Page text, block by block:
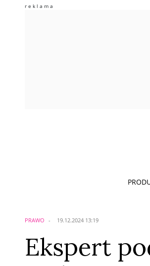
PRAWO 19.12.2024 13:19
Ekspert